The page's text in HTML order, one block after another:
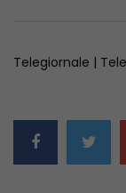
Telegiornale |